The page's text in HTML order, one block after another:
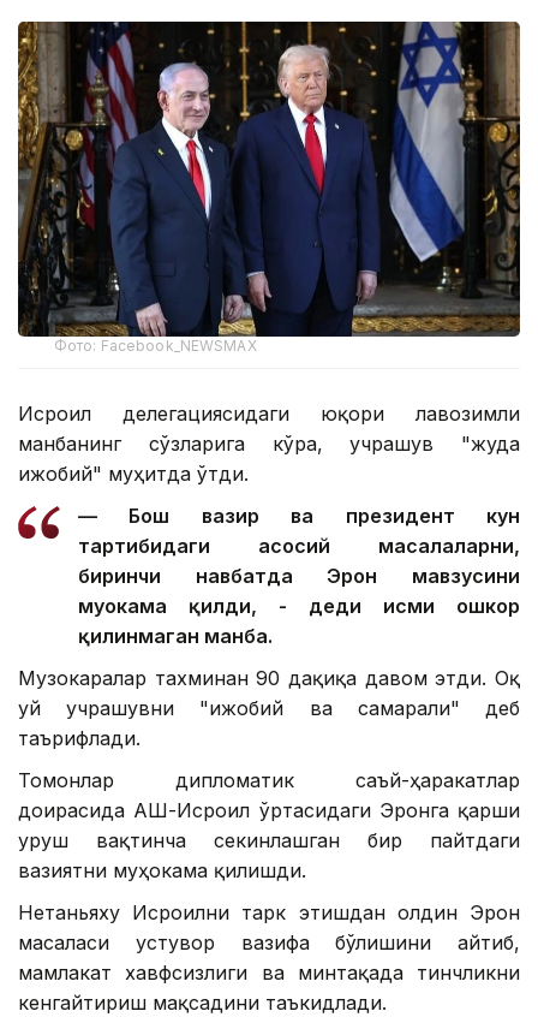
Фото: Facebook_NEWSMAX
Исроил делегациясидаги юқори лавозимли
манбанинг сўзларига кўра, учрашув "жуда
ижобий" муҳитда ўтди.
— Бош вазир ва президент кун
тартибидаги асосий масалаларни,
биринчи навбатда Эрон мавзусини
муҳокама қилди, - деди исми ошкор
қилинмаган манба.
Музокаралар тахминан 90 дақиқа давом этди. Оқ
уй учрашувни "ижобий ва самарали" деб
таърифлади.
Томонлар дипломатик саъй-ҳаракатлар
доирасида АҚШ-Исроил ўртасидаги Эронга қарши
уруш вақтинча секинлашган бир пайтдаги
вазиятни муҳокама қилишди.
Нетаньяху Исроилни тарк этишдан олдин Эрон
масаласи устувор вазифа бўлишини айтиб,
мамлакат хавфсизлиги ва минтақада тинчликни
кенгайтириш мақсадини таъкидлади.